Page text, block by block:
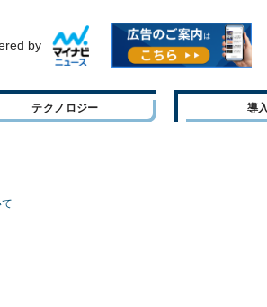
by
テクノロジー 導